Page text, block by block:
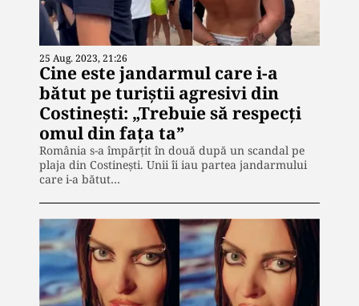
25 Aug. 2023, 21:26
Cine este jandarmul care i-a
bătut pe turiștii agresivi din
Costinești: „Trebuie să respecţi
omul din faţa ta”
România s-a împărțit în două după un scandal pe
plaja din Costinești. Unii îi iau partea jandarmului
care i-a bătut…